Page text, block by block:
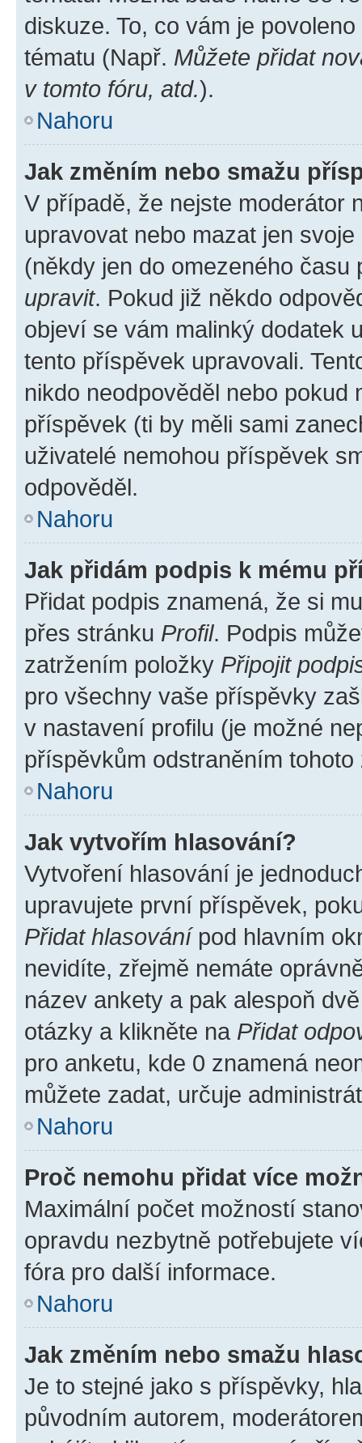
diskuze. To, co vám je
tématu (Např. Můžete přidat
v tomto fóru, atd.).
Nahoru
Jak změním nebo smažu
V případě, že nejste moderátor
upravovat nebo mazat jen
(někdy jen do omezeného
upravit. Pokud již někdo
objeví se vám malinký dodatek
tento příspěvek upravovali.
nikdo neodpověděl nebo pokud
příspěvek (ti by měli sami
uživatelé nemohou příspěvek
odpověděl.
Nahoru
Jak přidám podpis k mému
Přidat podpis znamená, že si
přes stránku Profil. Podpis
zatržením položky Připojit
pro všechny vaše příspěvky
v nastavení profilu (je možné
příspěvkům odstraněním
Nahoru
Jak vytvořím hlasování?
Vytvoření hlasování je
upravujete první příspěvek,
Přidat hlasovánípod hlavním
nevidíte, zřejmě nemáte
název ankety a pak alespoň
otázky a klikněte na Přidat
pro anketu, kde 0 znamená
můžete zadat, určuje
Nahoru
Proč nemohu přidat více
Maximální počet možností
opravdu nezbytně potřebujete
fóra pro další informace.
Nahoru
Jak změním nebo smažu
Je to stejné jako s příspěvky,
původním autorem,